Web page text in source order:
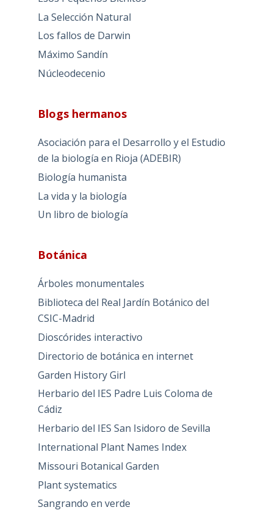
La Selección Natural
Los fallos de Darwin
Máximo Sandín
Núcleodecenio
Blogs hermanos
Asociación para el Desarrollo y el Estudio
de la biología en Rioja (ADEBIR)
Biología humanista
La vida y la biología
Un libro de biología
Botánica
Árboles monumentales
Biblioteca del Real Jardín Botánico del
CSIC-Madrid
Dioscórides interactivo
Directorio de botánica en internet
Garden History Girl
Herbario del IES Padre Luis Coloma de
Cádiz
Herbario del IES San Isidoro de Sevilla
International Plant Names Index
Missouri Botanical Garden
Plant systematics
Sangrando en verde